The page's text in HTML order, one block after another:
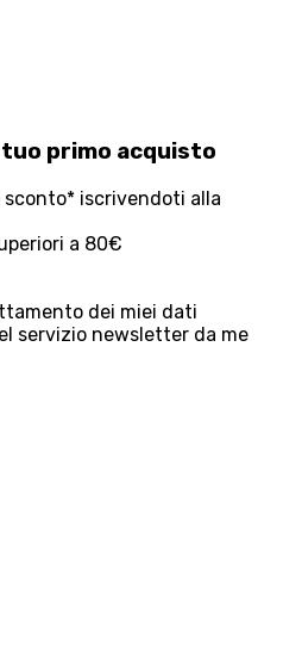
tuo primo acquisto
iscrivendoti alla
a 80€
dei miei dati
servizio newsletter da me